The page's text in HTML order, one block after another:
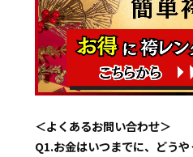
＜よくあるお問い合わせ＞
Q1.お金はいつまでに、どうや